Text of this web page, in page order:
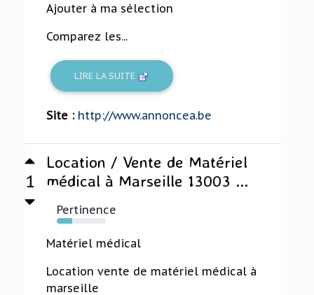
Ajouter à ma sélection
Comparez les...
LIRE LA SUITE
Site : http://www.annoncea.be
1
Location / Vente de Matériel
médical à Marseille 13003 ...
Pertinence
31%
Matériel médical
Location vente de matériel médical à
marseille